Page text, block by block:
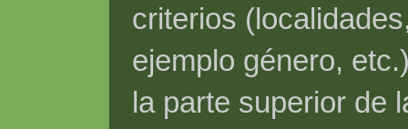
criterios
ejemplo género,
la parte superior de